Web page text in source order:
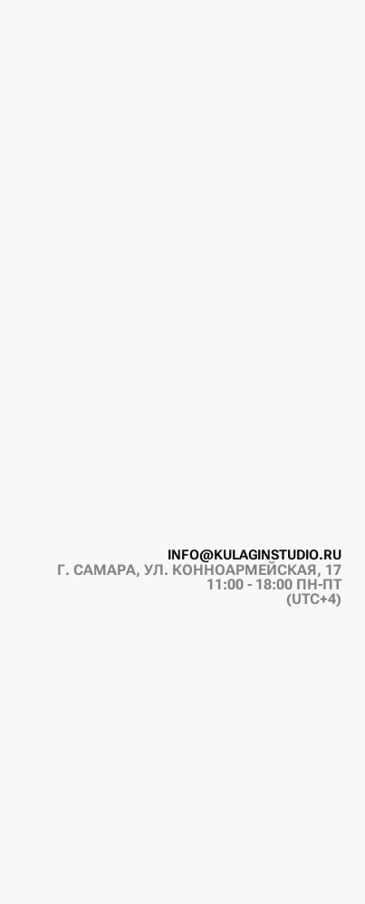
INFO@KULAGINSTUDIO.RU
NFO@KULAGINSTUDIO. RU
Г. САМАРА, УЛ. КОННОАРМЕЙСКАЯ, 17
11:00 - 18:00 ПН-ПТ
(UTC+4)